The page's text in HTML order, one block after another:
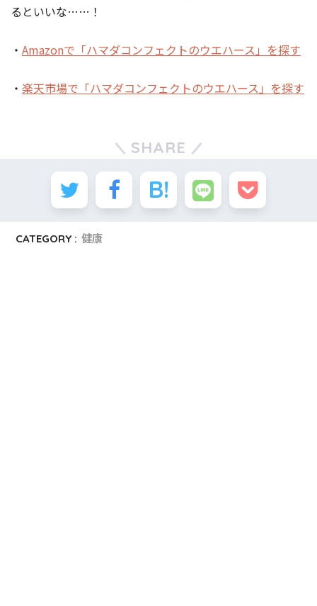
るといいな……！
・ Amazonで「ハマダコンフェクトのウエハース」を探す
・ 楽天市場で「ハマダコンフェクトのウエハース」を探す
SHARE
CATEGORY : 健康